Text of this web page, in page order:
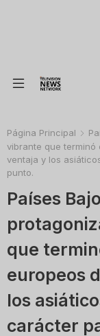
Página Principal
vibrante que terminó
ventaja y los
punto.
Países
que
europeos
los
carácter